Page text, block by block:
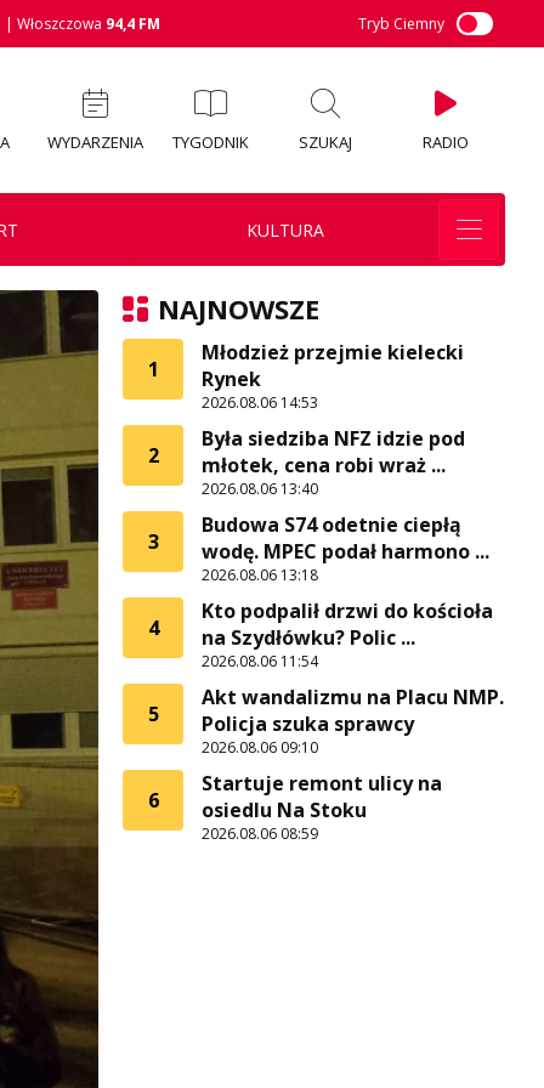
| Włoszczowa 94,4 FM Tryb Ciemny
WYDARZENIA TYGODNIK SZUKAJ RADIO
KULTURA
NAJNOWSZE
1
Młodzież przejmie kielecki
Rynek
2026.08.06 14:53
2
Była siedziba NFZ idzie pod
młotek, cena robi wraż ...
2026.08.06 13:40
3
Budowa S74 odetnie ciepłą
wodę. MPEC podał harmono ...
2026.08.06 13:18
4
Kto podpalił drzwi do kościoła
na Szydłówku? Polic ...
2026.08.06 11:54
5
Akt wandalizmu na Placu NMP.
Policja szuka sprawcy
2026.08.06 09:10
6
Startuje remont ulicy na
osiedlu Na Stoku
2026.08.06 08:59